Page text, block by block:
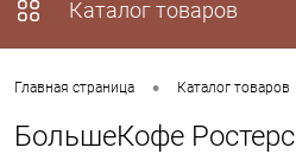
Каталог товаров
Главная страница • Каталог товаров
БольшеКофе Ростерс